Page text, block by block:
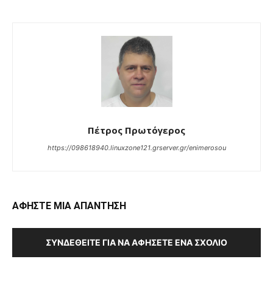
Πέτρος Πρωτόγερος
https://098618940.linuxzone121.grserver.gr/enimerosou
ΑΦΗΣΤΕ ΜΙΑ ΑΠΑΝΤΗΣΗ
ΣΥΝΔΕΘΕΊΤΕ ΓΙΑ ΝΑ ΑΦΉΣΕΤΕ ΈΝΑ ΣΧΌΛΙΟ